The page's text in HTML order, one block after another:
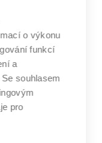
učení
technické
Brně
o výkonu
funkcí
a
souhlasem
pro